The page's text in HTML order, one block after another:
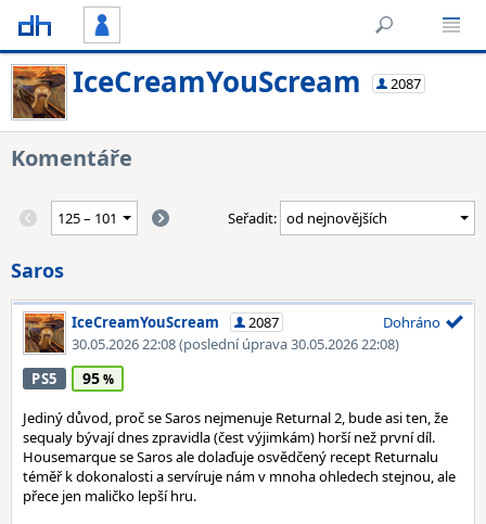
IceCreamYouScream 2087
Komentáře
Seřadit:
Saros
IceCreamYouScream
2087
30.05.2026 22:08(poslední úprava 30.05.2026 22:08)
Dohráno
PS5 95
Jediný důvod, proč se Saros nejmenuje Returnal 2, bude asi ten, že
sequaly bývají dnes zpravidla (čest výjimkám) horší než první díl.
Housemarque se Saros ale dolaďuje osvědčený recept Returnalu
téměř k dokonalosti a servíruje nám v mnoha ohledech stejnou, ale
přece jen maličko lepší hru.